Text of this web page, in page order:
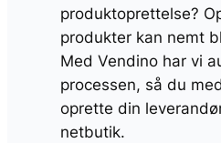
produktoprettelse?
produkter kan nemt
Med Vendino har vi
processen, så du
oprette din
netbutik.